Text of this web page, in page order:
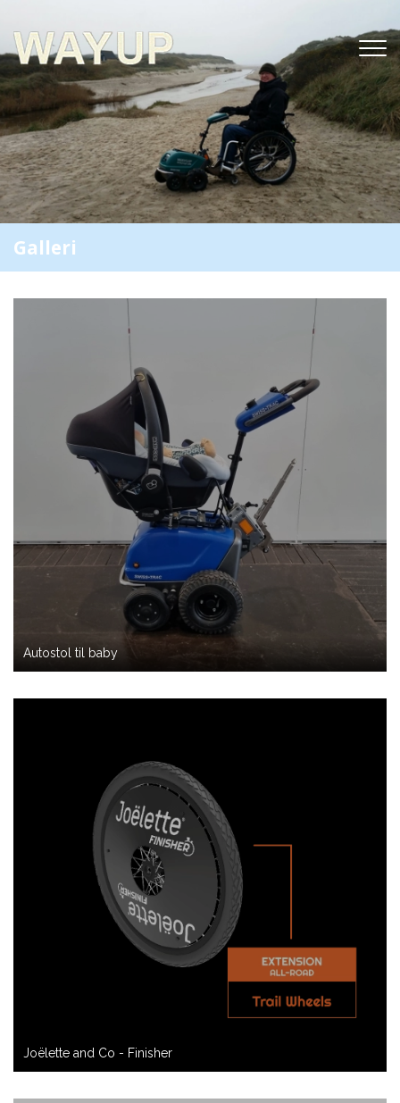
hovedindhold
Galleri
Autostol til baby
Joëlette and Co - Finisher